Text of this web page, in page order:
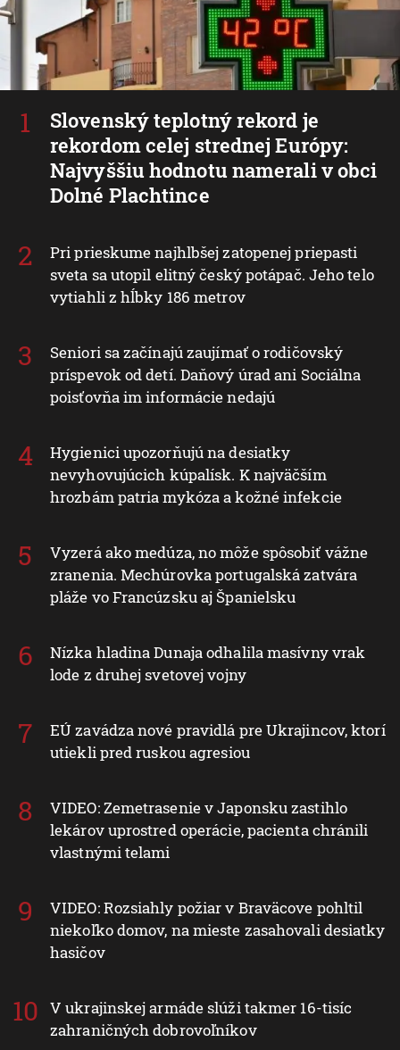
Slovenský teplotný rekord je
rekordom celej strednej Európy:
Najvyššiu hodnotu namerali v obci
Dolné Plachtince
Pri prieskume najhlbšej zatopenej priepasti
sveta sa utopil elitný český potápač. Jeho telo
vytiahli z hĺbky 186 metrov
Seniori sa začínajú zaujímať o rodičovský
príspevok od detí. Daňový úrad ani Sociálna
poisťovňa im informácie nedajú
Hygienici upozorňujú na desiatky
nevyhovujúcich kúpalísk. K najväčším
hrozbám patria mykóza a kožné infekcie
Vyzerá ako medúza, no môže spôsobiť vážne
zranenia. Mechúrovka portugalská zatvára
pláže vo Francúzsku aj Španielsku
Nízka hladina Dunaja odhalila masívny vrak
lode z druhej svetovej vojny
EÚ zavádza nové pravidlá pre Ukrajincov, ktorí
utiekli pred ruskou agresiou
VIDEO: Zemetrasenie v Japonsku zastihlo
lekárov uprostred operácie, pacienta chránili
vlastnými telami
VIDEO: Rozsiahly požiar v Braväcove pohltil
niekoľko domov, na mieste zasahovali desiatky
hasičov
V ukrajinskej armáde slúži takmer 16-tisíc
zahraničných dobrovoľníkov